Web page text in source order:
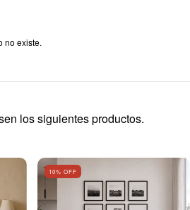
no existe.
los siguientes productos.
10% OFF